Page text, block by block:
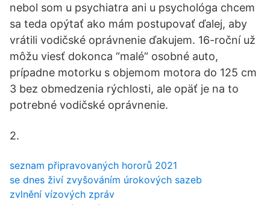
nebol som u psychiatra ani u psychológa chcem
sa teda opýtať ako mám postupovať ďalej, aby
vrátili vodičské oprávnenie ďakujem. 16-roční už
môžu viesť dokonca “malé“ osobné auto,
prípadne motorku s objemom motora do 125 cm
3 bez obmedzenia rýchlosti, ale opäť je na to
potrebné vodičské oprávnenie.
2.
seznam připravovaných hororů 2021
se dnes živí zvyšováním úrokových sazeb
zvlnění vízových zpráv